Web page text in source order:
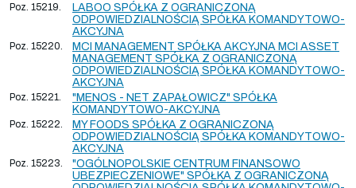
Poz. 15219.
LABOO SPÓŁKA Z OGRANICZONĄ
ODPOWIEDZIALNOŚCIĄ SPÓŁKA KOMANDYTOWO-
AKCYJNA
Poz. 15220.
MCI MANAGEMENT SPÓŁKA AKCYJNA MCI ASSET
MANAGEMENT SPÓŁKA Z OGRANICZONĄ
ODPOWIEDZIALNOŚCIĄ SPÓŁKA KOMANDYTOWO-
AKCYJNA
Poz. 15221.
"MENOS - NET ZAPAŁOWICZ" SPÓŁKA
KOMANDYTOWO-AKCYJNA
Poz. 15222.
MY FOODS SPÓŁKA Z OGRANICZONĄ
ODPOWIEDZIALNOŚCIĄ SPÓŁKA KOMANDYTOWO-
AKCYJNA
Poz. 15223.
"OGÓLNOPOLSKIE CENTRUM FINANSOWO
UBEZPIECZENIOWE" SPÓŁKA Z OGRANICZONĄ